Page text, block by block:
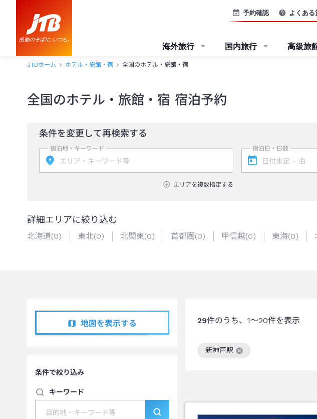
予約確認 よくあ
海外旅行 国内旅行 高級旅
JTBホーム ホテル・旅館・宿 全国のホテル・旅館・宿
全国のホテル・旅館・宿 宿泊予約
条件を変更して再検索する
宿泊地・キーワード
エリアを複数指定する
宿泊日・日数
詳細エリアに絞り込む
北海道(0) 東北(0) 北関東(0) 首都圏(0) 甲信越(0) 東海(0)
地図を表示する
条件で絞り込み
キーワード
29件のうち、 1～20件を表示
新神戸駅
この絞り込み条件を解除